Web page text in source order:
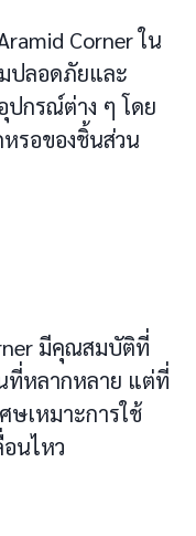
Corner ใน
ปลอดภัยและ
ปกรณ์ต่าง ๆ โดย
รอของชิ้นส่วน
มีคุณสมบัติที่
ที่หลากหลาย แต่ที่
เหมาะการใช้
นไหว